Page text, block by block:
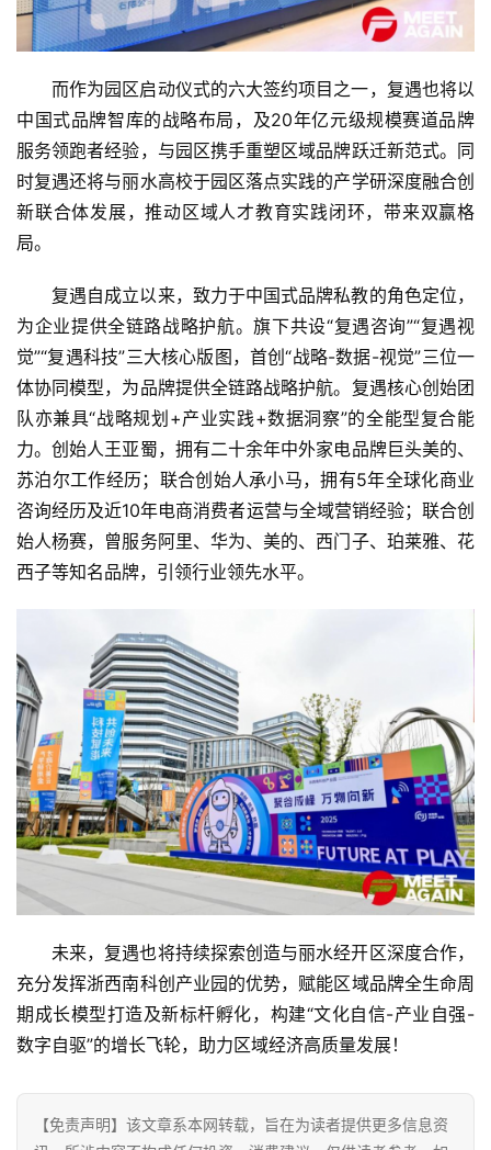
首
页
讯
商
业
生
活
科
技
财
经
教
专
题
汽
车
·
新
能
源
登录 注册
而作为园区启动仪式的六大签约项目之一，复遇也将以
中国式品牌智库的战略布局，及20年亿元级规模赛道品牌
服务领跑者经验，与园区携手重塑区域品牌跃迁新范式。同
时复遇还将与丽水高校于园区落点实践的产学研深度融合创
新联合体发展，推动区域人才教育实践闭环，带来双赢格
局。
复遇自成立以来，致力于中国式品牌私教的角色定位，
为企业提供全链路战略护航。旗下共设“复遇咨询”“复遇视
觉”“复遇科技”三大核心版图，首创“战略-数据-视觉”三位一
体协同模型，为品牌提供全链路战略护航。复遇核心创始团
队亦兼具“战略规划+产业实践+数据洞察”的全能型复合能
力。创始人王亚蜀，拥有二十余年中外家电品牌巨头美的、
苏泊尔工作经历；联合创始人承小马，拥有5年全球化商业
咨询经历及近10年电商消费者运营与全域营销经验；联合创
始人杨赛，曾服务阿里、华为、美的、西门子、珀莱雅、花
西子等知名品牌，引领行业领先水平。
未来，复遇也将持续探索创造与丽水经开区深度合作，
充分发挥浙西南科创产业园的优势，赋能区域品牌全生命周
期成长模型打造及新标杆孵化，构建“文化自信-产业自强-
数字自驱”的增长飞轮，助力区域经济高质量发展！
【免责声明】该文章系本网转载，旨在为读者提供更多信息资